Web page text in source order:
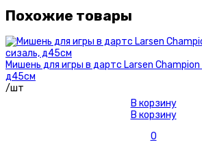
Похожие товары
Мишень для игры в дартс Larsen
д45см
/шт
В корзину
В корзину
0